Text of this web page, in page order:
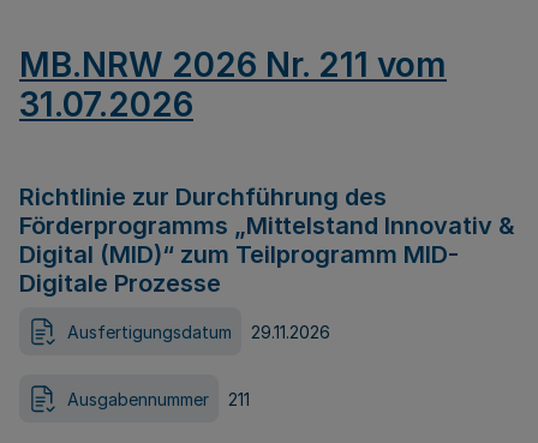
MB.NRW 2026 Nr. 211 vom
31.07.2026
Richtlinie zur Durchführung des
Förderprogramms „Mittelstand Innovativ &
Digital (MID)“ zum Teilprogramm MID-
Digitale Prozesse
Ausfertigungsdatum 29.11.2026
Ausgabennummer 211